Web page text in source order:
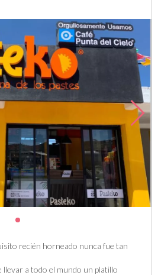
recién horneado nunca fue tan
llevar a todo el mundo un platillo